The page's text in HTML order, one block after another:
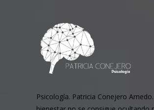
Psicología. Patricia Conejero